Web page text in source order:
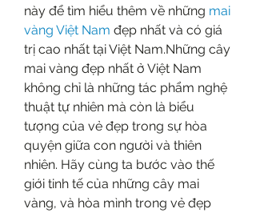
này để tìm hiểu thêm về những mai
vàng Việt Nam đẹp nhất và có giá
trị cao nhất tại Việt Nam.Những cây
mai vàng đẹp nhất ở Việt Nam
không chỉ là những tác phẩm nghệ
thuật tự nhiên mà còn là biểu
tượng của vẻ đẹp trong sự hòa
quyện giữa con người và thiên
nhiên. Hãy cùng ta bước vào thế
giới tinh tế của những cây mai
vàng, và hòa mình trong vẻ đẹp